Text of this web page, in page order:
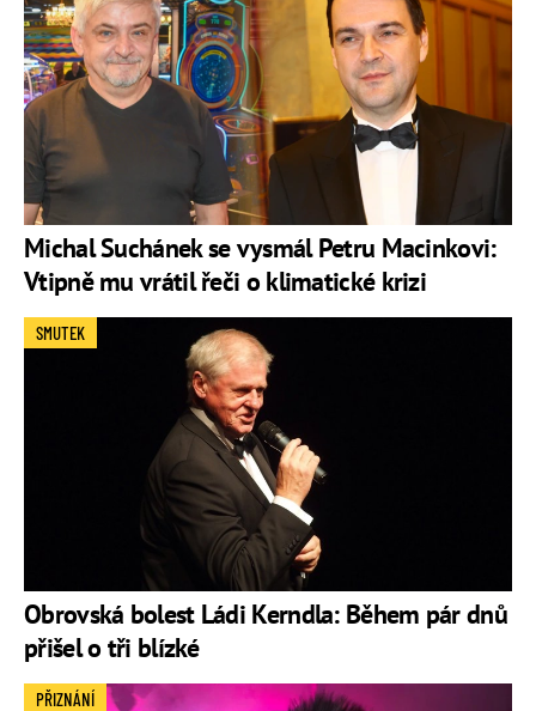
Michal Suchánek se vysmál Petru Macinkovi:
Vtipně mu vrátil řeči o klimatické krizi
Obrovská bolest Ládi Kerndla: Během pár dnů
přišel o tři blízké
SMUTEK
PŘIZNÁNÍ